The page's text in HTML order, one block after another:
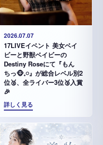
2026.07.07
17LIVEイベント 美女ベイ
ビーと野獣ベイビーの
Destiny Roseにて『もん
ちっ🐵𓈒𓏸︎︎︎︎』が総合レベル別2
位🥈、全ライバー3位🥉入賞
🎉
詳しく見る